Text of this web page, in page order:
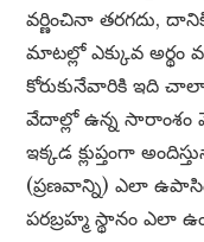
వర్ణించినా తరగదు,
మాటల్లో ఎక్కువ అర్థం
కోరుకునేవారికి ఇది చాలా
వేదాల్లో ఉన్న సారాంశం
ఇక్కడ క్లుప్తంగా
(ప్రణవాన్ని) ఎలా
పరబ్రహ్మ స్థానం ఎలా